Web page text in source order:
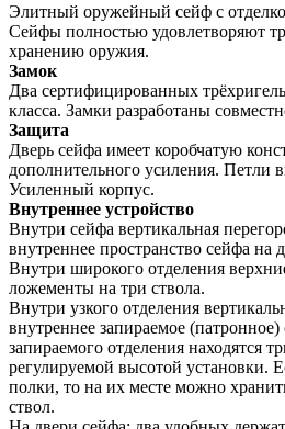
Элитный оружейный сейф с
Сейфы полностью удовлетворяют
хранению оружия.
Замок
Два сертифицированных
класса. Замки разработаны
Защита
Дверь сейфа имеет коробчатую
дополнительного усиления. Петли
Усиленный корпус.
Внутреннее устройство
Внутри сейфа вертикальная
внутреннее пространство сейфа на
Внутри широкого отделения
ложементы на три ствола.
Внутри узкого отделения
внутреннее запираемое
запираемого отделения находятся
регулируемой высотой установки.
полки, то на их месте можно
ствол.